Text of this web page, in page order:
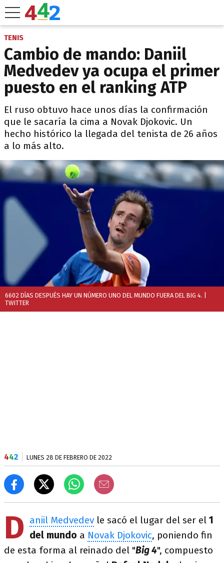
TENIS
Cambio de mando: Daniil
Medvedev ya ocupa el primer
puesto en el ranking ATP
El ruso obtuvo hace unos días la confirmación
que le sacaría la cima a Novak Djokovic. Un
hecho histórico la llegada del tenista de 26 años
a lo más alto.
6602 DÍAS DESPUÉS HAY UN NÚMERO UNO DEL MUNDO FUERA DEL BIG 4.
TWITTER
442 LUNES 28 DE FEBRERO DE 2022
D aniil Medvedev le sacó el lugar del ser el 1
del mundo a Novak Djokovic, poniendo fin
de esta forma al reinado del "Big 4", compuesto